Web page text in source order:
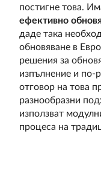
постигне това.
ефективно
даде така
обновяване в
решения за
изпълнение и по-
отговор на това
разнообразни
използват
процеса на